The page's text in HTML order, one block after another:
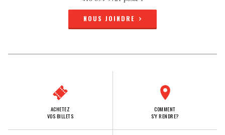
NOUS JOINDRE
ACHETEZ
VOS BILLETS
COMMENT
S'Y RENDRE?